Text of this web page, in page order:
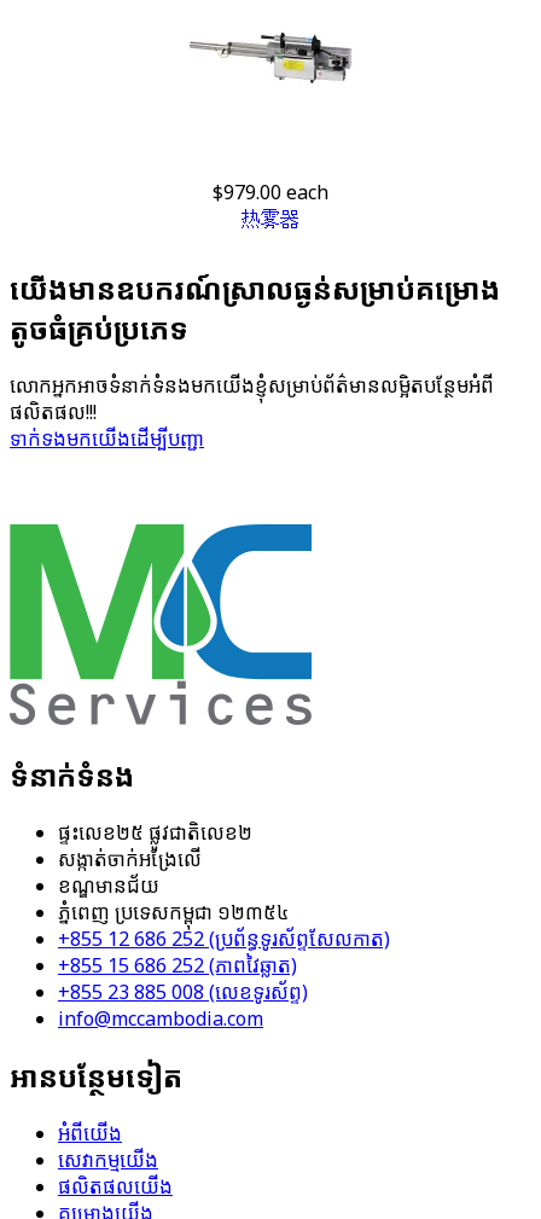
$979.00each
热雾器
យើង​មាន​ឧបករណ៍​ស្រាល​ធ្ងន់​សម្រាប់​គម្រោង​
តូច​ធំគ្រប់​ប្រភេទ
លោក​អ្នក​អាច​ទំនាក់​ទំនង​មក​យើង​ខ្ញុំ​សម្រាប់​ព័ត៌មាន​លម្អិត​បន្ថែម​អំពី​
ផលិតផល!!!
ទាក់ទង​មក​យើង​ដើម្បី​បញ្ជា​
ទំនាក់ទំនង
ផ្ទះ​លេខ​២៥​ ផ្លូវ​ជាតិ​លេខ​២
សង្កាត់​ចាក់អង្រែលើ
ខណ្ឌ​មានជ័យ
ភ្នំពេញ ប្រទេសកម្ពុជា​ ១២៣៥៤
+855 12 686 252 (ប្រព័ន្ធ​ទូរស័ព្ទ​សែល​កាត)
+855 15 686 252 (ភាពវៃឆ្លាត)
+855 23 885 008 (លេខ​ទូរស័ព្ទ)
info@mccambodia.com
អាន​បន្ថែម​ទៀត
អំពីយើង
សេវាកម្ម​យើង
ផលិតផលយើង
គម្រោងយើង